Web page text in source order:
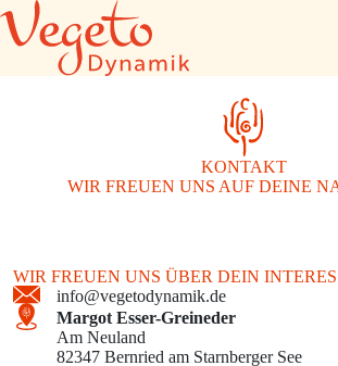
Zum
Inhalt
springen
KONTAKT
WIR FREUEN UNS AUF DEINE
WIR FREUEN UNS ÜBER DEIN
info@vegetodynamik.de
Margot Esser-Greineder
Am Neuland
82347 Bernried am Starnberger See